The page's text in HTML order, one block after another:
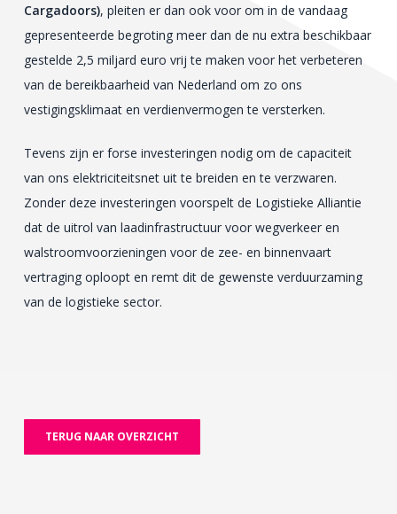
Cargadoors), pleiten er dan ook voor om in de vandaag
gepresenteerde begroting meer dan de nu extra beschikbaar
gestelde 2,5 miljard euro vrij te maken voor het verbeteren
van de bereikbaarheid van Nederland om zo ons
vestigingsklimaat en verdienvermogen te versterken.
Tevens zijn er forse investeringen nodig om de capaciteit
van ons elektriciteitsnet uit te breiden en te verzwaren.
Zonder deze investeringen voorspelt de Logistieke Alliantie
dat de uitrol van laadinfrastructuur voor wegverkeer en
walstroomvoorzieningen voor de zee- en binnenvaart
vertraging oploopt en remt dit de gewenste verduurzaming
van de logistieke sector.
TERUG NAAR OVERZICHT